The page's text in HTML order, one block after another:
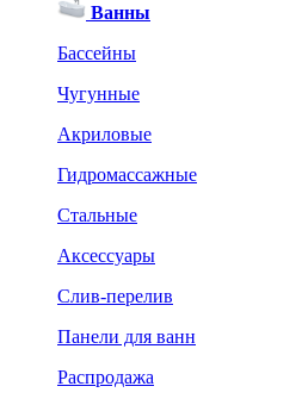
Ванны
Бассейны
Чугунные
Акриловые
Гидромассажные
Стальные
Аксессуары
Слив-перелив
Панели для ванн
Распродажа